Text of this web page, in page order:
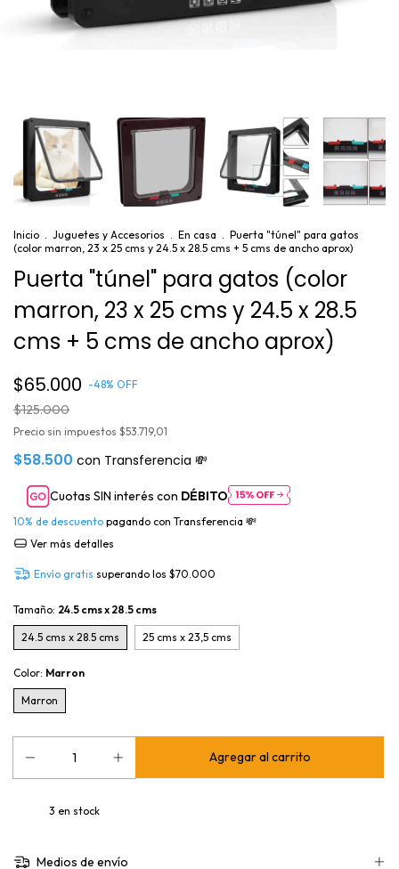
Inicio Juguetes y Accesorios En casa
Puerta "túnel" para gatos
(color marron, 23 x 25 cms y 24.5 x 28.5 cms + 5 cms de ancho aprox)
Puerta "túnel" para gatos (color
marron, 23 x 25 cms y 24.5 x 28.5
cms + 5 cms de ancho aprox)
$65.000 -48% OFF
$125.000
Precio sin impuestos $53.719,01
$58.500 con Transferencia 💸
Cuotas SIN interés con DÉBITO
10% de descuento pagando con Transferencia 💸
Ver más detalles
Envío gratis superando los $70.000
Tamaño: 24.5 cms x 28.5 cms
24.5 cms x 28.5 cms 25 cms x 23,5 cms
Color: Marron
Marron
3 en stock
Medios de envío